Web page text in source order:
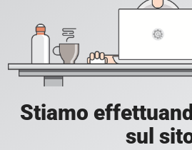
Stiamo
sul